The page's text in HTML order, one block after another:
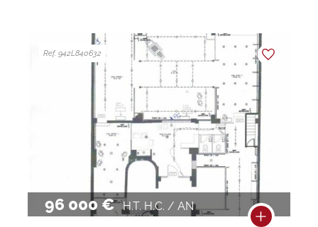
96 000 € H.T. H.C. / AN
Ref. 942L840632